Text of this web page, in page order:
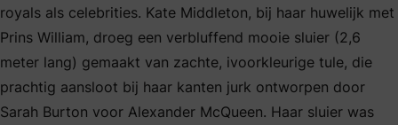
royals als celebrities. Kate Middleton, bij haar huwelijk met
Prins William, droeg een verbluffend mooie sluier (2,6
meter lang) gemaakt van zachte, ivoorkleurige tule, die
prachtig aansloot bij haar kanten jurk ontworpen door
Sarah Burton voor Alexander McQueen. Haar sluier was